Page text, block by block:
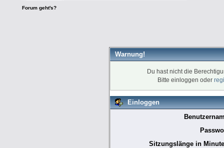
Forum geht's?
Warnung!
Du hast nicht die
Bitte einloggen oder
Einloggen
Sitzungslänge in